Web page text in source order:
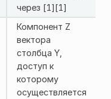
через [1][1]
Компонент Z
вектора
столбца Y,
доступ к
которому
осуществляется